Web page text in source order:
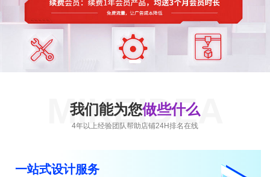
我们能为您做些什么
4年以上经验团队帮助店铺24H排名在线
MIKEIDEA
一站式设计服务